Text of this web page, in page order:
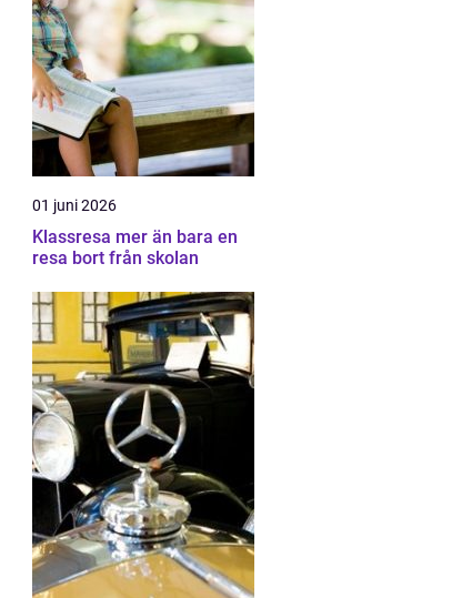
01 juni 2026
Klassresa mer än bara en
resa bort från skolan